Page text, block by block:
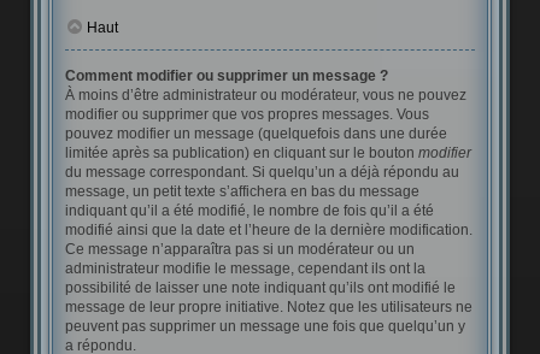
Haut
Comment modifier ou supprimer un message ?
À moins d’être administrateur ou modérateur, vous ne pouvez
modifier ou supprimer que vos propres messages. Vous
pouvez modifier un message (quelquefois dans une durée
limitée après sa publication) en cliquant sur le bouton modifier
du message correspondant. Si quelqu’un a déjà répondu au
message, un petit texte s’affichera en bas du message
indiquant qu’il a été modifié, le nombre de fois qu’il a été
modifié ainsi que la date et l’heure de la dernière modification.
Ce message n’apparaîtra pas si un modérateur ou un
administrateur modifie le message, cependant ils ont la
possibilité de laisser une note indiquant qu’ils ont modifié le
message de leur propre initiative. Notez que les utilisateurs ne
peuvent pas supprimer un message une fois que quelqu’un y
a répondu.